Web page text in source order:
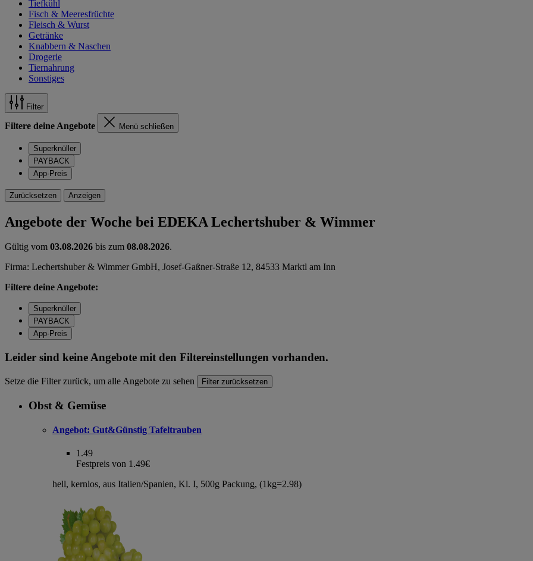
Tiefkühl
Fisch & Meeresfrüchte
Fleisch & Wurst
Getränke
Knabbern & Naschen
Drogerie
Tiernahrung
Sonstiges
Filter
Filtere deine Angebote Menü schließen
Superknüller
PAYBACK
App-Preis
Zurücksetzen Anzeigen
Angebote der Woche bei EDEKA Lechertshuber & Wimmer
Gültig vom 03.08.2026 bis zum 08.08.2026.
Firma: Lechertshuber & Wimmer GmbH, Josef-Gaßner-Straße 12, 84533 Marktl am Inn
Filtere deine Angebote:
Superknüller
PAYBACK
App-Preis
Leider sind keine Angebote mit den Filtereinstellungen vorhanden.
Setze die Filter zurück, um alle Angebote zu sehen Filter zurücksetzen
Obst & Gemüse
Angebot: Gut&Günstig Tafeltrauben
1.49
Festpreis von 1.49€
hell, kernlos, aus Italien/Spanien, Kl. I, 500g Packung, (1kg=2.98)